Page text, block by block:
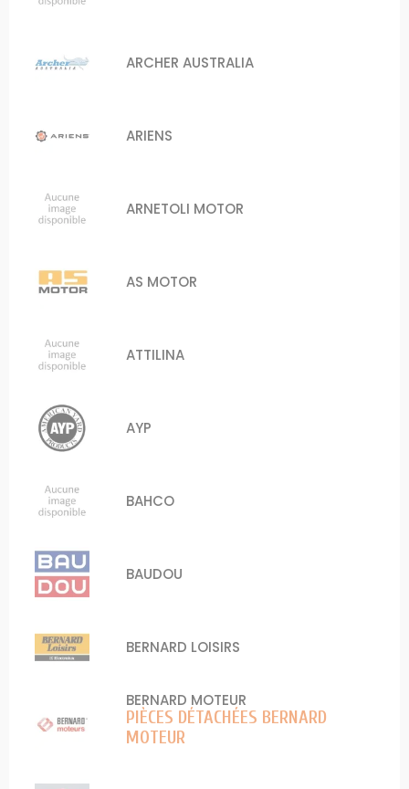
ARCHER AUSTRALIA
ARIENS
ARNETOLI MOTOR
AS MOTOR
ATTILINA
AYP
BAHCO
BAUDOU
BERNARD LOISIRS
BERNARD MOTEUR
PIÈCES DÉTACHÉES BERNARD
MOTEUR